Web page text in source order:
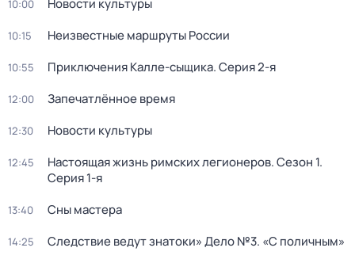
10:00 Новости культуры
10:15 Неизвестные маршруты России
10:55 Приключения Калле-сыщика. Серия 2-я
12:00 Запечатлённое время
12:30 Новости культуры
12:45 Настоящая жизнь римских легионеров. Сезон 1.
Серия 1-я
13:40 Сны мастера
14:25 Следствие ведут знатоки» Дело №3. «С поличным»